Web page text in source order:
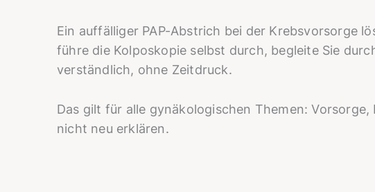
Ein auffälliger PAP-Abstrich bei der Krebsvorsorge
führe die Kolposkopie selbst durch, begleite Sie
verständlich, ohne Zeitdruck.
Das gilt für alle gynäkologischen Themen:
nicht neu erklären.